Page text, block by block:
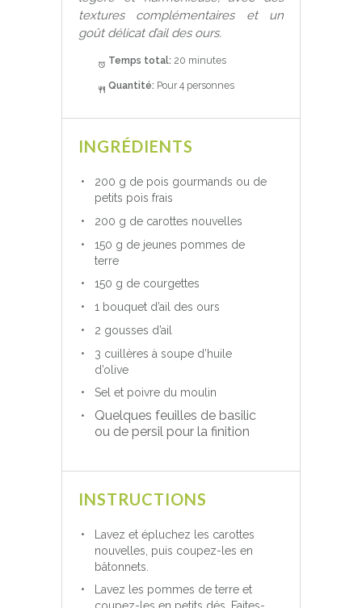
textures complémentaires et un
goût délicat d’ail des ours.
Temps total: 20 minutes
Quantité: Pour 4 personnes
INGRÉDIENTS
200 g de pois gourmands ou de
petits pois frais
200 g de carottes nouvelles
150 g de jeunes pommes de
terre
150 g de courgettes
1 bouquet d’ail des ours
2 gousses d’ail
3 cuillères à soupe d’huile
d’olive
Sel et poivre du moulin
Quelques feuilles de basilic
ou de persil pour la finition
INSTRUCTIONS
Lavez et épluchez les carottes
nouvelles, puis coupez-les en
bâtonnets.
Lavez les pommes de terre et